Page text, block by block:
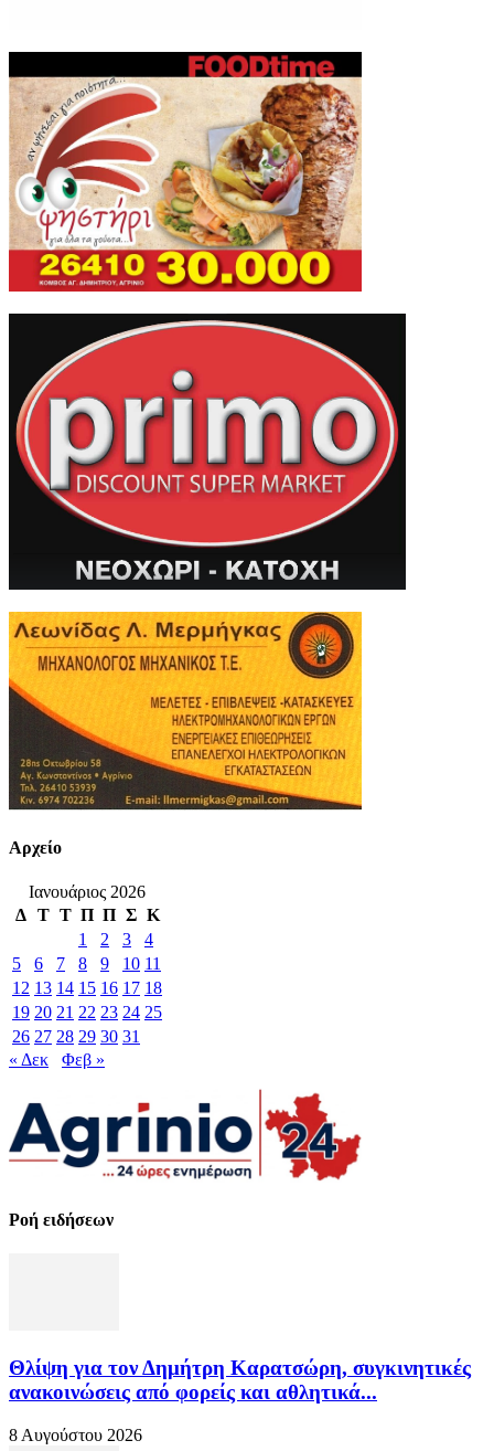
Αρχείο
Ιανουάριος 2026
Δ Τ Τ Π Π Σ Κ
1
2 3
4
5
6 7 8 9 10 11
12 13 14 15 16 17 18
19 20 21 22 23 24 25
26 27 28 29 30 31
« Δεκ
Φεβ »
Ροή ειδήσεων
Θλίψη για τον Δημήτρη Καρατσώρη, συγκινητικές
ανακοινώσεις από φορείς και αθλητικά...
8 Αυγούστου 2026